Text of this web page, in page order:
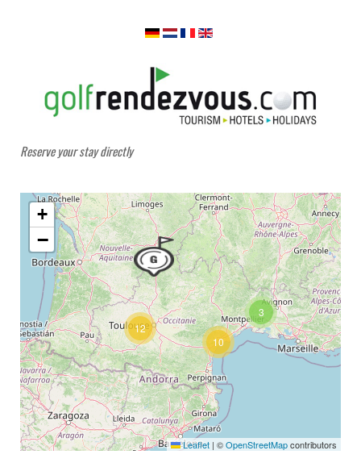
Reserve your stay directly
3
10
12
+
−
Leaflet | ©OpenStreetMapcontributors